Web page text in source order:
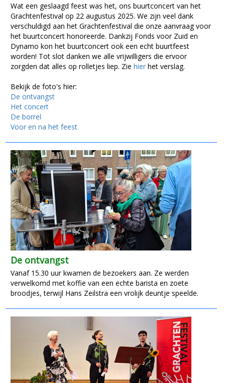
Wat een geslaagd feest was het, ons buurtconcert van het
Grachtenfestival op 22 augustus 2025. We zijn veel dank
verschuldigd aan het Grachtenfestival die onze aanvraag voor
het buurtconcert honoreerde. Dankzij Fonds voor Zuid en
Dynamo kon het buurtconcert ook een echt buurtfeest
worden! Tot slot danken we alle vrijwilligers die ervoor
zorgden dat alles op rolletjes liep. Zie hier het verslag.
Bekijk de foto's hier:
De ontvangst
Het concert
De borrel
Voor en na het feest
De ontvangst
Vanaf 15.30 uur kwamen de bezoekers aan. Ze werden
verwelkomd met koffie van een echte barista en zoete
broodjes, terwijl Hans Zeilstra een vrolijk deuntje speelde.